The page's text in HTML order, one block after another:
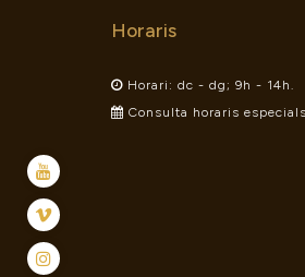
Horaris
Horari: dc - dg; 9h - 14h.
Consulta horaris especials